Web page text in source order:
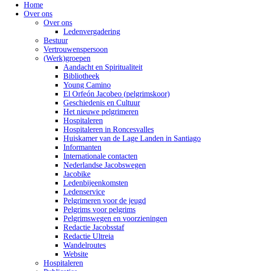
Home
Over ons
Over ons
Ledenvergadering
Bestuur
Vertrouwenspersoon
(Werk)groepen
Aandacht en Spiritualiteit
Bibliotheek
Young Camino
El Orfeón Jacobeo (pelgrimskoor)
Geschiedenis en Cultuur
Het nieuwe pelgrimeren
Hospitaleren
Hospitaleren in Roncesvalles
Huiskamer van de Lage Landen in Santiago
Informanten
Internationale contacten
Nederlandse Jacobswegen
Jacobike
Ledenbijeenkomsten
Ledenservice
Pelgrimeren voor de jeugd
Pelgrims voor pelgrims
Pelgrimswegen en voorzieningen
Redactie Jacobsstaf
Redactie Ultreia
Wandelroutes
Website
Hospitaleren